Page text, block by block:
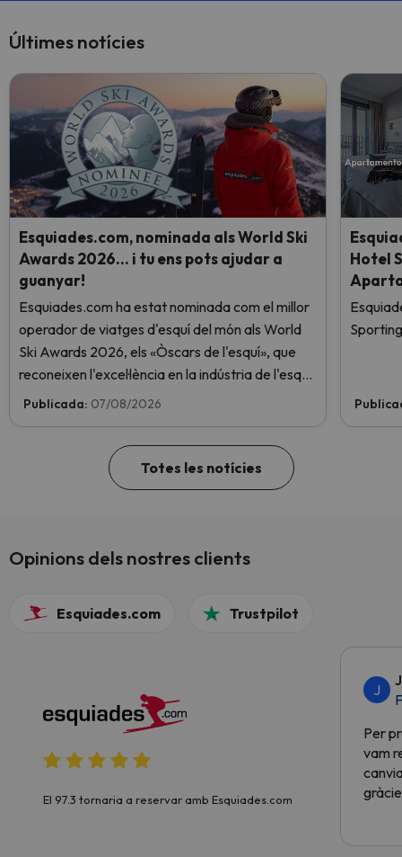
Últimes notícies
Esquiades.com, nominada als World Ski
Awards 2026… i tu ens pots ajudar a
guanyar!
Esquiades.com ha estat nominada com el millor
operador de viatges d'esquí del món als World
Ski Awards 2026, els «Òscars de l'esquí», que
reconeixen l'excel·lència en la indústria de l'esquí.
Vota ara i ajuda'ns a arribar al capdamunt!
Publicada: 07/08/2026
Hotel
Totes les notícies
Opinions dels nostres clients
Esquiades.com Trustpilot
El 97.3 tornaria a reservar amb Esquiades.com
J
Per
vam